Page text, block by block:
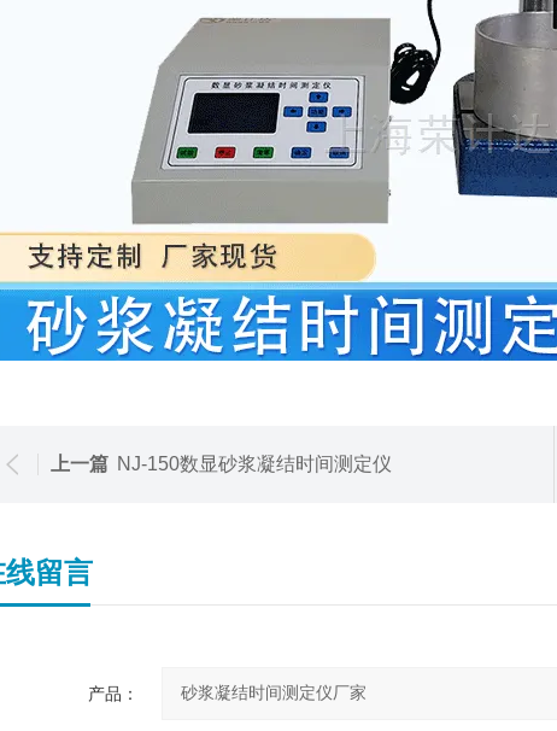
上一篇 NJ-150数显砂浆凝结时间测定仪
线留言
产品：